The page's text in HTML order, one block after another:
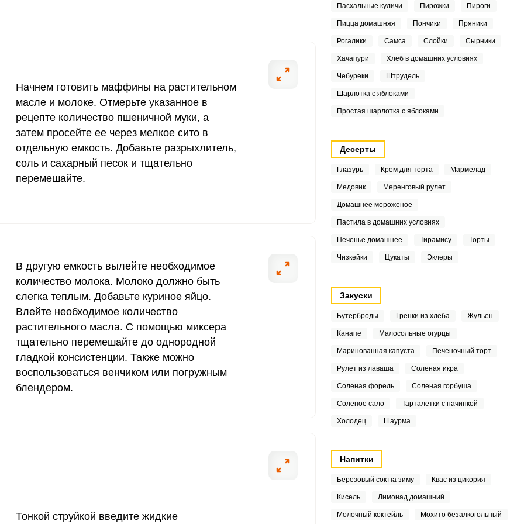
90 мкг 0
15 мг 8.5
50 мг 7.2
120 мкг
30 мг 10
400 мг 3.6
29.4
500 мг 14.5
800 мг
10 мкг
Начнем готовить маффины на растительном
масле и молоке. Отмерьте указанное в
рецепте количество пшеничной муки, а
затем просейте ее через мелкое сито в
отдельную емкость. Добавьте разрыхлитель,
соль и сахарный песок и тщательно
перемешайте.
В другую емкость вылейте необходимое
количество молока. Молоко должно быть
слегка теплым. Добавьте куриное яйцо.
Влейте необходимое количество
растительного масла. С помощью миксера
тщательно перемешайте до однородной
гладкой консистенции. Также можно
воспользоваться венчиком или погружным
блендером.
Тонкой струйкой введите жидкие
Пасхальные куличи Пирожки Пироги
Пицца домашняя Пончики Пряники
Рогалики Самса Слойки Сырники
Хачапури Хлеб в домашних условиях
Чебуреки Штрудель
Шарлотка с яблоками
Простая шарлотка с яблоками
Десерты
Глазурь Крем для торта Мармелад
Медовик Меренговый рулет
Домашнее мороженое
Пастила в домашних условиях
Печенье домашнее Тирамису Торты
Чизкейки Цукаты Эклеры
Закуски
Бутерброды Гренки из хлеба Жульен
Канапе Малосольные огурцы
Маринованная капуста Печеночный торт
Рулет из лаваша Соленая икра
Соленая форель Соленая горбуша
Соленое сало Тарталетки с начинкой
Холодец Шаурма
Напитки
Березовый сок на зиму Квас из цикория
Кисель Лимонад домашний
Молочный коктейль Мохито безалкогольный
ВХОД НА САЙТ РЕГИСТРАЦИЯ
Войдите
с помощью социальных сетей:
Запомнить меня
ВХОД
ЕЩЕ НЕ ЗАРЕГИСТРИРОВАННЫ?
а затем просейте ее через мелкое сито в отдельную емкость. Добавьте
ШАГ
2 ИЗ 7
В другую
обработки
соглашением